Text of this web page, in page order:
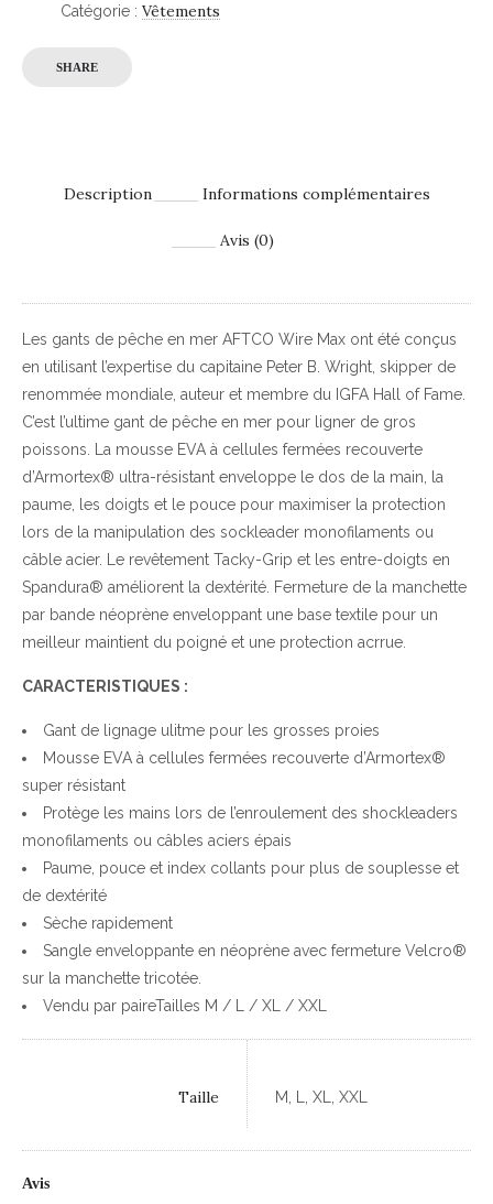
Catégorie : Vêtements
SHARE
Description Informations complémentaires
Avis (0)
Les gants de pêche en mer AFTCO Wire Max ont été conçus
en utilisant l’expertise du capitaine Peter B. Wright, skipper de
renommée mondiale, auteur et membre du IGFA Hall of Fame.
C’est l’ultime gant de pêche en mer pour ligner de gros
poissons. La mousse EVA à cellules fermées recouverte
d’Armortex® ultra-résistant enveloppe le dos de la main, la
paume, les doigts et le pouce pour maximiser la protection
lors de la manipulation des sockleader monofilaments ou
câble acier. Le revêtement Tacky-Grip et les entre-doigts en
Spandura® améliorent la dextérité. Fermeture de la manchette
par bande néoprène enveloppant une base textile pour un
meilleur maintient du poigné et une protection acrrue.
CARACTERISTIQUES :
Gant de lignage ulitme pour les grosses proies
Mousse EVA à cellules fermées recouverte d’Armortex®
super résistant
Protège les mains lors de l’enroulement des shockleaders
monofilaments ou câbles aciers épais
Paume, pouce et index collants pour plus de souplesse et
de dextérité
Sèche rapidement
Sangle enveloppante en néoprène avec fermeture Velcro®
sur la manchette tricotée.
Vendu par paireTailles M / L / XL / XXL
Taille M, L, XL, XXL
Avis